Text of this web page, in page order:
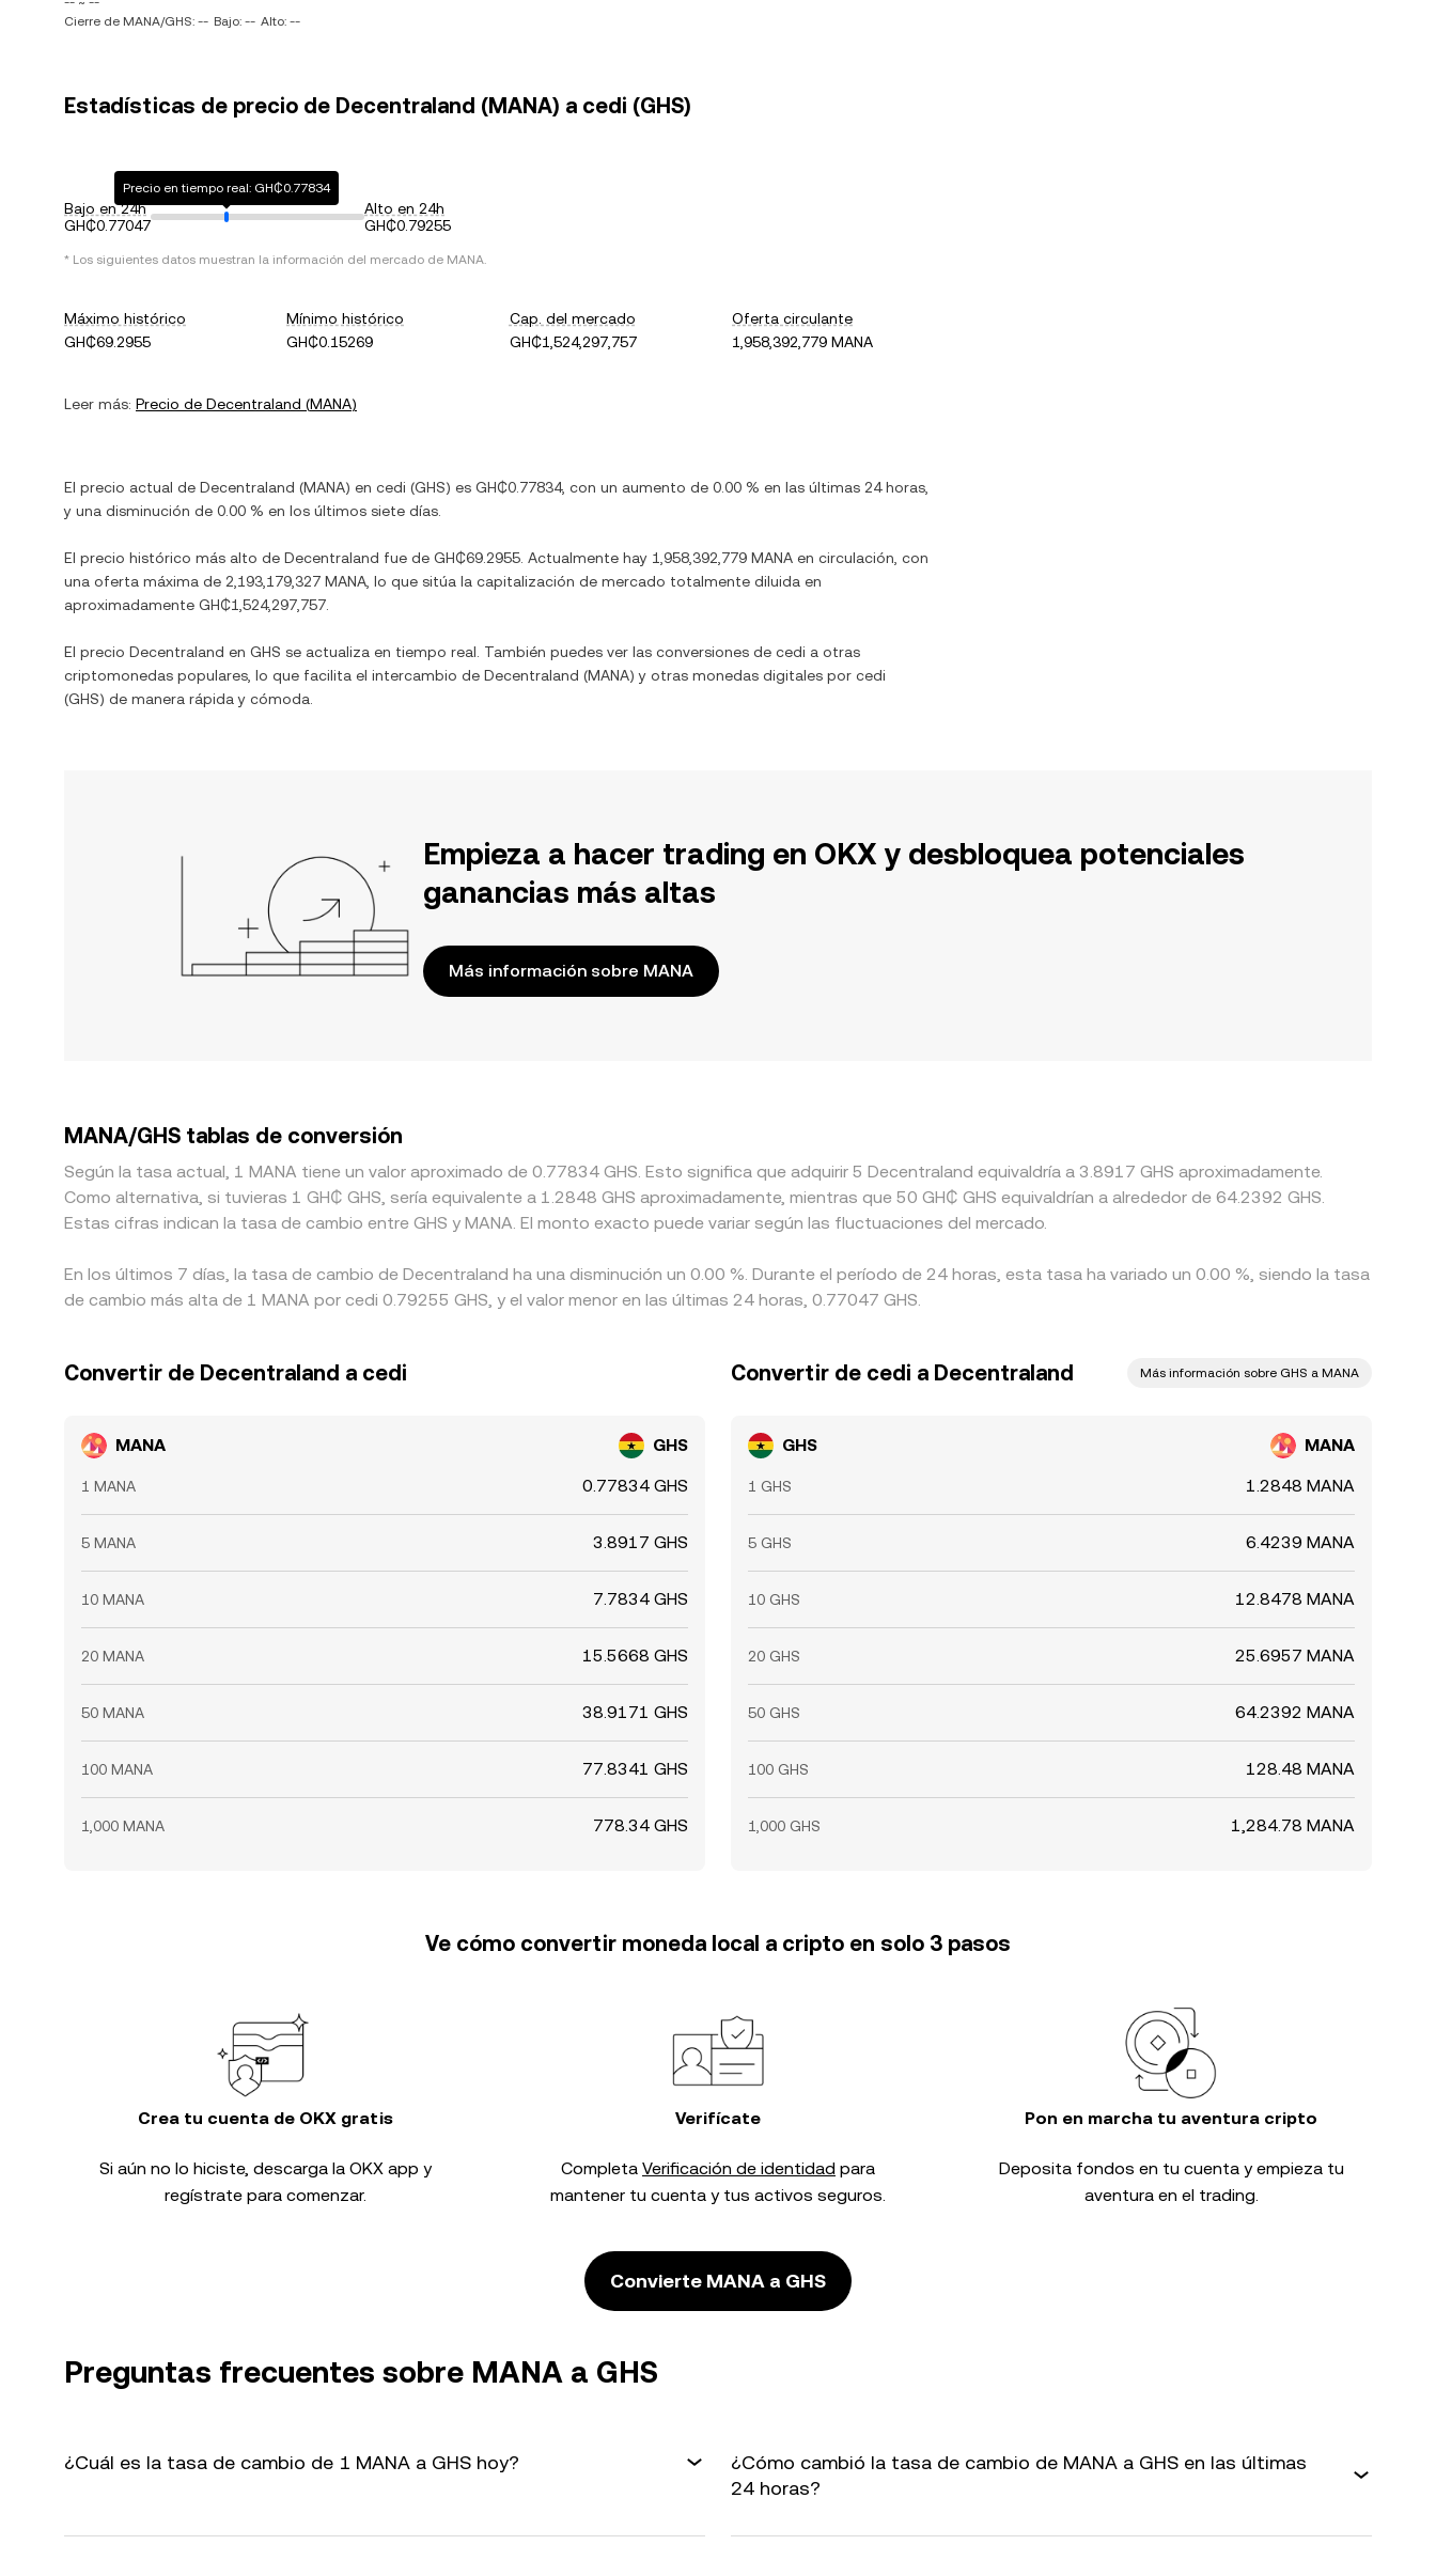
Cierre de MANA/GHS: -- Bajo: -- Alto: --
Estadísticas de precio de Decentraland (MANA) a cedi (GHS)
Bajo en 24h
GH₵0.77047
Precio en tiempo real: GH₵0.77834
Alto en 24h
GH₵0.79255
* Los siguientes datos muestran la información del mercado de MANA.
Máximo histórico
GH₵69.2955
Mínimo histórico
GH₵0.15269
Cap. del mercado
GH₵1,524,297,757
Oferta circulante
1,958,392,779 MANA
Leer más: Precio de Decentraland (MANA)
El precio actual de Decentraland (MANA) en cedi (GHS) es GH₵0.77834, con un aumento de 0.00 % en las últimas 24 horas,
y una disminución de 0.00 % en los últimos siete días.
El precio histórico más alto de Decentraland fue de GH₵69.2955 . Actualmente hay 1,958,392,779 MANA en circulación, con
una oferta máxima de 2,193,179,327 MANA , lo que sitúa la capitalización de mercado totalmente diluida en
aproximadamente GH₵1,524,297,757
El precio Decentraland en GHS se actualiza en tiempo real. También puedes ver las conversiones de cedi a otras
criptomonedas populares, lo que facilita el intercambio de Decentraland (MANA) y otras monedas digitales por cedi
(GHS) de manera rápida y cómoda.
Empieza a hacer trading en OKX y desbloquea potenciales
ganancias más altas
Más información sobre MANA
MANA/GHS tablas de conversión
Según la tasa actual, 1 MANA tiene un valor aproximado de 0.77834 GHS. Esto significa que adquirir 5 Decentraland equivaldría a 3.8917 GHS aproximadamente.
Como alternativa, si tuvieras 1 GH₵ GHS, sería equivalente a 1.2848 GHS aproximadamente, mientras que 50 GH₵ GHS equivaldrían a alrededor de 64.2392 GHS.
Estas cifras indican la tasa de cambio entre GHS y MANA. El monto exacto puede variar según las fluctuaciones del mercado.
En los últimos 7 días, la tasa de cambio de Decentraland ha una disminución un 0.00 %. Durante el período de 24 horas, esta tasa ha variado un 0.00 %, siendo la tasa
de cambio más alta de 1 MANA por cedi 0.79255 GHS, y el valor menor en las últimas 24 horas, 0.77047 GHS.
Convertir de Decentraland a cedi
MANA GHS
1 MANA 0.77834 GHS
5 MANA 3.8917 GHS
10 MANA 7.7834 GHS
20 MANA 15.5668 GHS
50 MANA 38.9171 GHS
100 MANA 77.8341 GHS
1,000 MANA 778.34 GHS
Convertir de cedi a Decentraland Más información sobre GHS a MANA
GHS MANA
1 GHS 1.2848 MANA
5 GHS 6.4239 MANA
10 GHS 12.8478 MANA
20 GHS 25.6957 MANA
50 GHS 64.2392 MANA
100 GHS 128.48 MANA
1,000 GHS 1,284.78 MANA
Ve cómo convertir moneda local a cripto en solo 3 pasos
Crea tu cuenta de OKX gratis
Si aún no lo hiciste, descarga la OKX app y
regístrate para comenzar.
Verifícate
Completa Verificación de identidad para
mantener tu cuenta y tus activos seguros.
Pon en marcha tu aventura cripto
Deposita fondos en tu cuenta y empieza tu
aventura en el trading.
Convierte MANA a GHS
Preguntas frecuentes sobre MANA a GHS
¿Cuál es la tasa de cambio de 1 MANA a GHS hoy?
¿Cómo cambió la tasa de cambio de MANA a GHS en las últimas
24 horas?